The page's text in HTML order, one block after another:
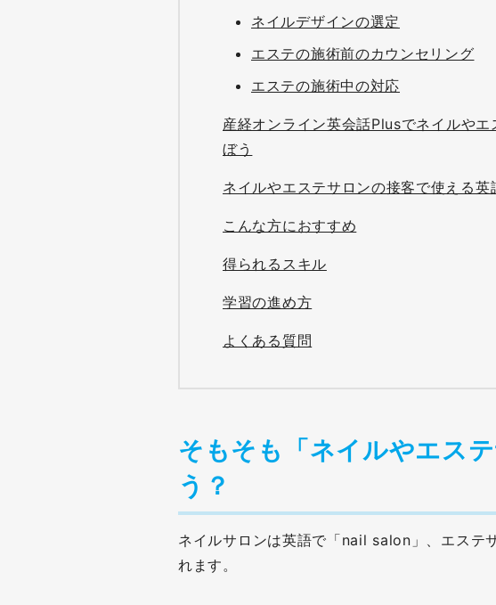
ネイルデザインの選定
エステの施術前のカウンセリング
エステの施術中の対応
産経オンライン英会話Plusでネイルや
ぼう
ネイルやエステサロンの接客で使える英
こんな方におすすめ
得られるスキル
学習の進め方
よくある質問
そもそも「ネイルやエス
う？
ネイルサロンは英語で「nail salon」、エス
れます。